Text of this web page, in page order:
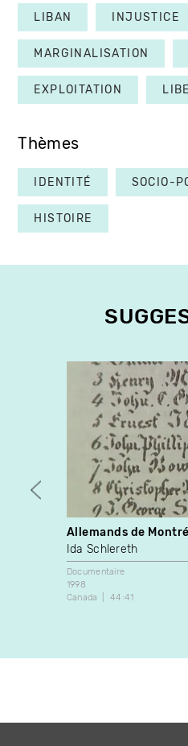
LIBAN INJUSTICE
MARGINALISATION
EXPLOITATION
Thèmes
IDENTITÉ SOCIO-
HISTOIRE
Allemands de
Ida Schlereth
Documentaire
1998
Canada
44:41